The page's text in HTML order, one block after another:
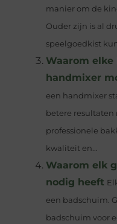
manier om de
Ouder zijn is al
speelgoedkist
Waarom elke
handmixer
een handmixer
betere resultaten
professionele
kwaliteit en...
Waarom elk
nodig heeft
een badschuim.
badschuim voor